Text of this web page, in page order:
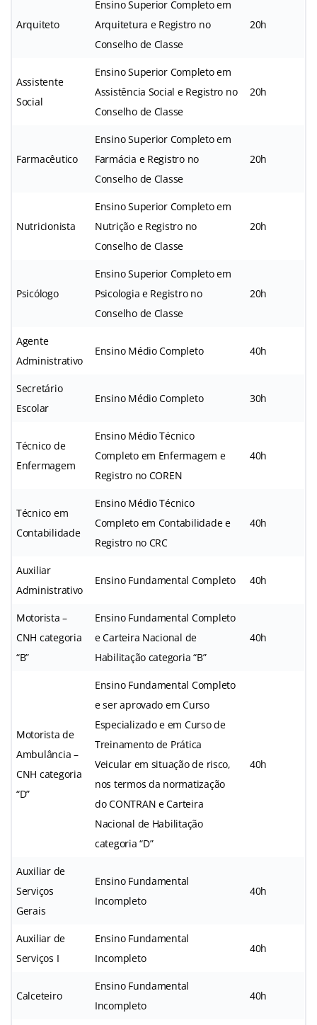
Arquiteto
Ensino Superior Completo em
Arquitetura e Registro no
Conselho de Classe
20h
Assistente
Social
Ensino Superior Completo em
Assistência Social e Registro no
Conselho de Classe
20h
Farmacêutico
Ensino Superior Completo em
Farmácia e Registro no
Conselho de Classe
20h
Nutricionista
Ensino Superior Completo em
Nutrição e Registro no
Conselho de Classe
20h
Psicólogo
Ensino Superior Completo em
Psicologia e Registro no
Conselho de Classe
20h
Agente
Administrativo
Ensino Médio Completo 40h
Secretário
Escolar
Ensino Médio Completo 30h
Técnico de
Enfermagem
Ensino Médio Técnico
Completo em Enfermagem e
Registro no COREN
40h
Técnico em
Contabilidade
Ensino Médio Técnico
Completo em Contabilidade e
Registro no CRC
40h
Auxiliar
Administrativo
Ensino Fundamental Completo 40h
Motorista –
CNH categoria
“B”
Ensino Fundamental Completo
e Carteira Nacional de
Habilitação categoria “B”
40h
Motorista de
Ambulância –
CNH categoria
“D”
Ensino Fundamental Completo
e ser aprovado em Curso
Especializado e em Curso de
Treinamento de Prática
Veicular em situação de risco,
nos termos da normatização
do CONTRAN e Carteira
Nacional de Habilitação
categoria “D”
40h
Auxiliar de
Serviços
Gerais
Ensino Fundamental
Incompleto
40h
Auxiliar de
Serviços I
Ensino Fundamental
Incompleto
40h
Calceteiro
Ensino Fundamental
Incompleto
40h